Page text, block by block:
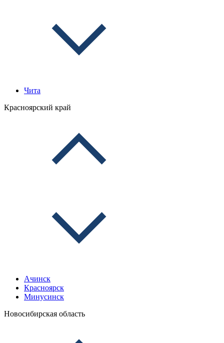
Чита
Красноярский край
Ачинск
Красноярск
Минусинск
Новосибирская область